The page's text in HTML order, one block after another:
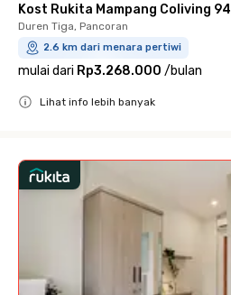
Kost Rukita Mampang Coliving 94
Duren Tiga, Pancoran
2.6 km dari menara pertiwi
mulai dari Rp3.268.000 /bulan
Lihat info lebih banyak